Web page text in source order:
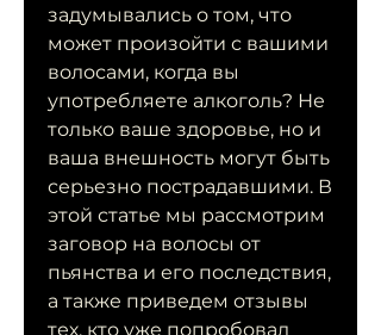
задумывались о том, что
может произойти с вашими
волосами, когда вы
употребляете алкоголь? Не
только ваше здоровье, но и
ваша внешность могут быть
серьезно пострадавшими. В
этой статье мы рассмотрим
заговор на волосы от
пьянства и его последствия,
а также приведем отзывы
тех, кто уже попробовал